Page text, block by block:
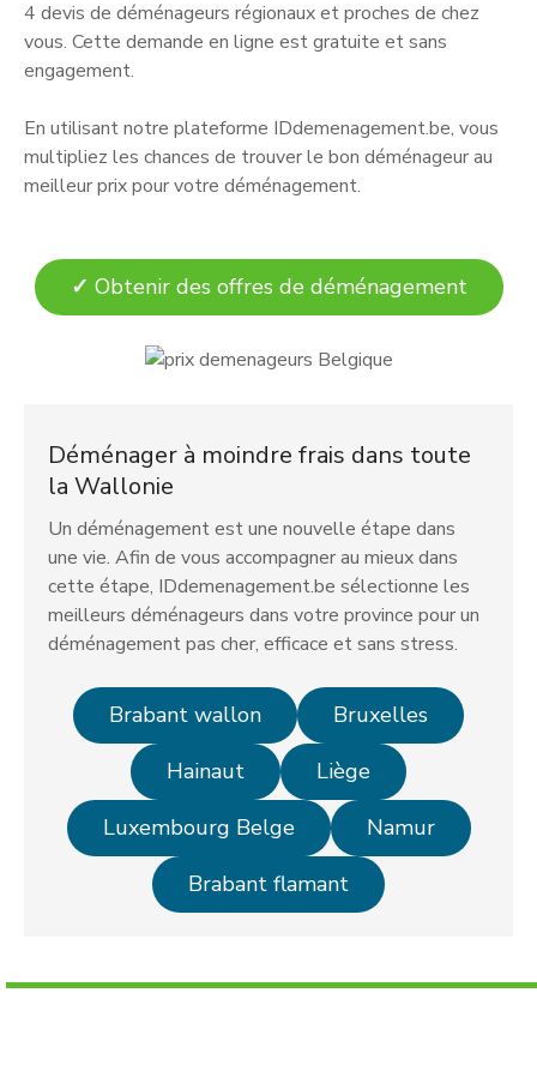
4 devis de déménageurs régionaux et proches de chez
vous. Cette demande en ligne est gratuite et sans
engagement.
En utilisant notre plateforme IDdemenagement.be, vous
multipliez les chances de trouver le bon déménageur au
meilleur prix pour votre déménagement.
✓ Obtenir des offres de déménagement
Déménager à moindre frais dans toute
la Wallonie
Un déménagement est une nouvelle étape dans
une vie. Afin de vous accompagner au mieux dans
cette étape, IDdemenagement.be sélectionne les
meilleurs déménageurs dans votre province pour un
déménagement pas cher, efficace et sans stress.
Brabant wallon
Bruxelles
Hainaut
Liège
Luxembourg Belge
Namur
Brabant flamant